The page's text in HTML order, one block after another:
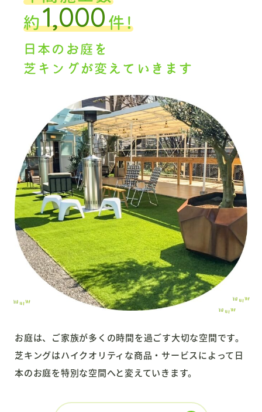
約1,000件!
日本のお庭を
芝キングが変えていきます
お庭は、ご家族が多くの時間を過ごす大切な空間です。
芝キングはハイクオリティな商品・サービスによって日
本のお庭を特別な空間へと変えていきます。